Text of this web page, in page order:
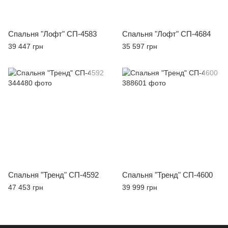
Спальня "Лофт" СП-4583
39 447 грн
Спальня "Лофт" СП-4684
35 597 грн
Спальня "Тренд" СП-4592
47 453 грн
Спальня "Тренд" СП-4600
39 999 грн